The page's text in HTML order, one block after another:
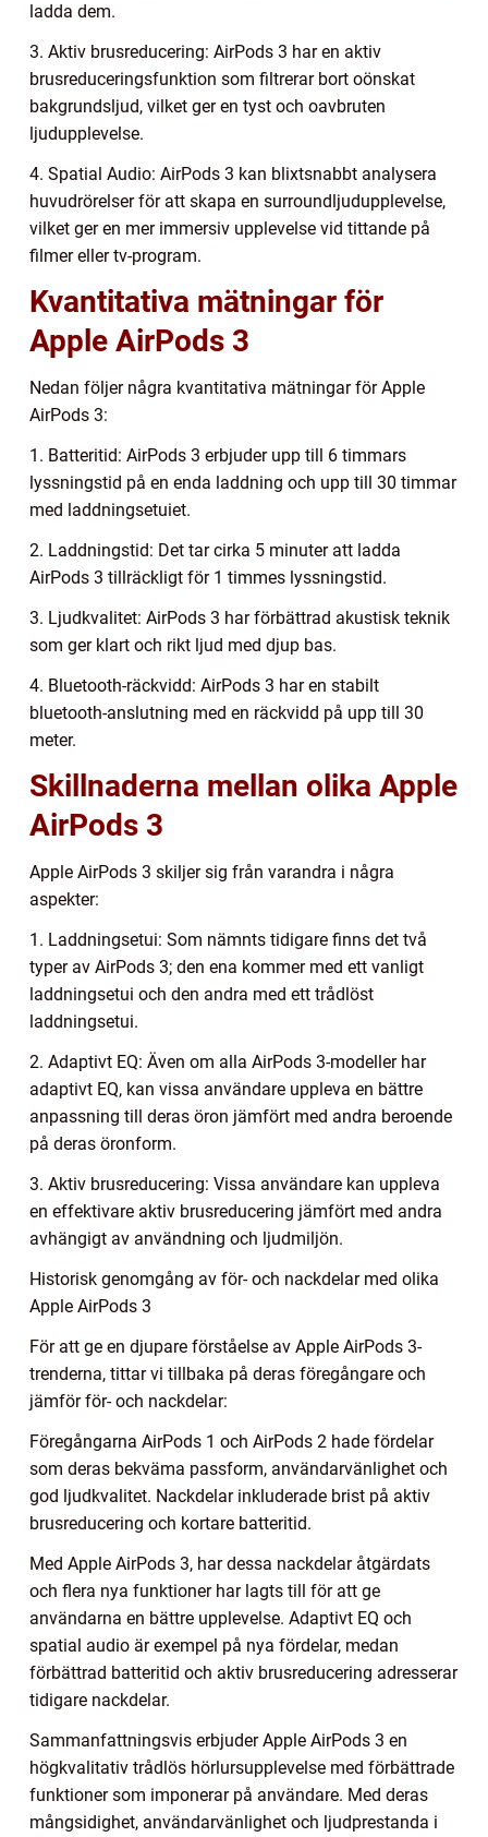
ladda dem.
3. Aktiv brusreducering: AirPods 3 har en aktiv
brusreduceringsfunktion som filtrerar bort oönskat
bakgrundsljud, vilket ger en tyst och oavbruten
ljudupplevelse.
4. Spatial Audio: AirPods 3 kan blixtsnabbt analysera
huvudrörelser för att skapa en surroundljudupplevelse,
vilket ger en mer immersiv upplevelse vid tittande på
filmer eller tv-program.
Kvantitativa mätningar för
Apple AirPods 3
Nedan följer några kvantitativa mätningar för Apple
AirPods 3:
1. Batteritid: AirPods 3 erbjuder upp till 6 timmars
lyssningstid på en enda laddning och upp till 30 timmar
med laddningsetuiet.
2. Laddningstid: Det tar cirka 5 minuter att ladda
AirPods 3 tillräckligt för 1 timmes lyssningstid.
3. Ljudkvalitet: AirPods 3 har förbättrad akustisk teknik
som ger klart och rikt ljud med djup bas.
4. Bluetooth-räckvidd: AirPods 3 har en stabilt
bluetooth-anslutning med en räckvidd på upp till 30
meter.
Skillnaderna mellan olika Apple
AirPods 3
Apple AirPods 3 skiljer sig från varandra i några
aspekter:
1. Laddningsetui: Som nämnts tidigare finns det två
typer av AirPods 3; den ena kommer med ett vanligt
laddningsetui och den andra med ett trådlöst
laddningsetui.
2. Adaptivt EQ: Även om alla AirPods 3-modeller har
adaptivt EQ, kan vissa användare uppleva en bättre
anpassning till deras öron jämfört med andra beroende
på deras öronform.
3. Aktiv brusreducering: Vissa användare kan uppleva
en effektivare aktiv brusreducering jämfört med andra
avhängigt av användning och ljudmiljön.
Historisk genomgång av för- och nackdelar med olika
Apple AirPods 3
För att ge en djupare förståelse av Apple AirPods 3-
trenderna, tittar vi tillbaka på deras föregångare och
jämför för- och nackdelar:
Föregångarna AirPods 1 och AirPods 2 hade fördelar
som deras bekväma passform, användarvänlighet och
god ljudkvalitet. Nackdelar inkluderade brist på aktiv
brusreducering och kortare batteritid.
Med Apple AirPods 3, har dessa nackdelar åtgärdats
och flera nya funktioner har lagts till för att ge
användarna en bättre upplevelse. Adaptivt EQ och
spatial audio är exempel på nya fördelar, medan
förbättrad batteritid och aktiv brusreducering adresserar
tidigare nackdelar.
Sammanfattningsvis erbjuder Apple AirPods 3 en
högkvalitativ trådlös hörlursupplevelse med förbättrade
funktioner som imponerar på användare. Med deras
mångsidighet, användarvänlighet och ljudprestanda i